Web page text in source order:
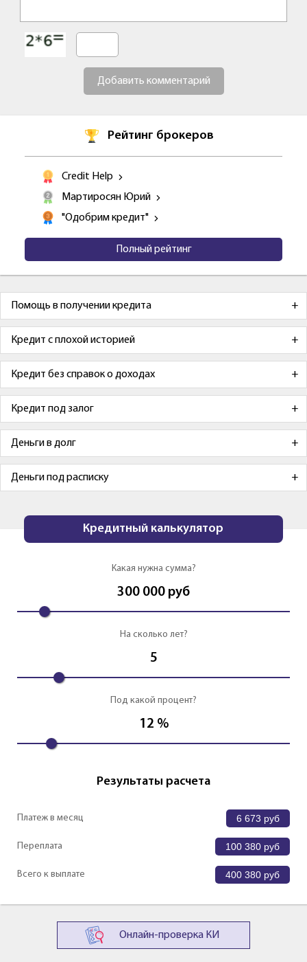
Добавить комментарий
Рейтинг брокеров
Credit Help
Мартиросян Юрий
"Одобрим кредит"
Полный рейтинг
Помощь в получении кредита
Кредит с плохой историей
Кредит без справок о доходах
Кредит под залог
Деньги в долг
Деньги под расписку
Кредитный калькулятор
Какая нужна сумма?
300 000 руб
На сколько лет?
5
Под какой процент?
12 %
Результаты расчета
Платеж в месяц 6 673 руб
Переплата 100 380 руб
Всего к выплате 400 380 руб
Онлайн-проверка КИ